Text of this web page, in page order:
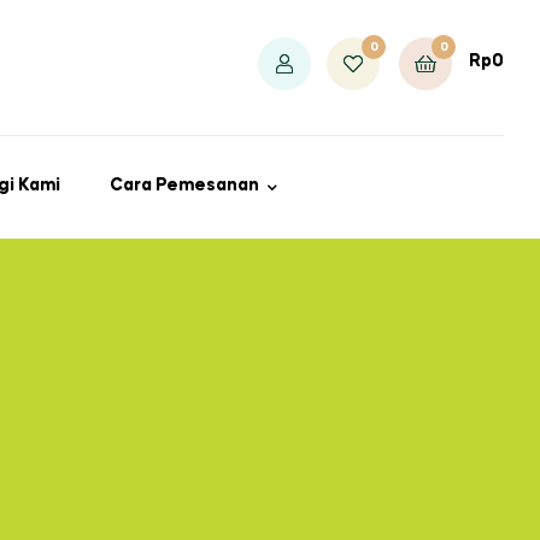
0 0
Rp0
Kami Cara Pemesanan